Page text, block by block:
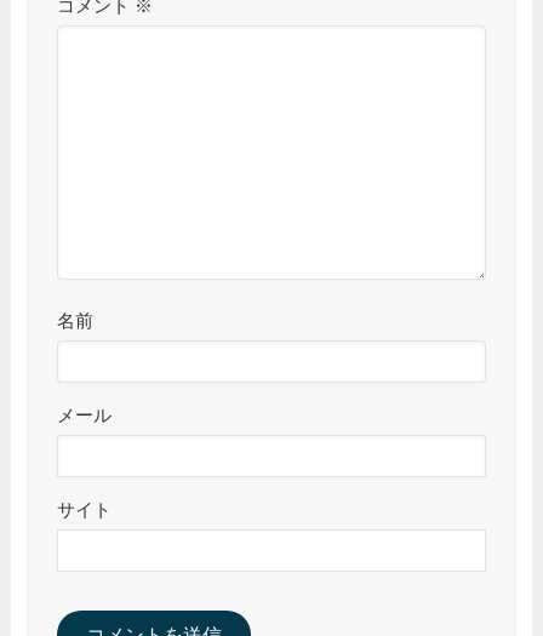
コメント ※
名前
メール
サイト